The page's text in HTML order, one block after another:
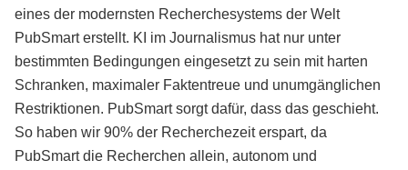
eines der modernsten Recherchesystems der Welt
PubSmart erstellt. KI im Journalismus hat nur unter
bestimmten Bedingungen eingesetzt zu sein mit harten
Schranken, maximaler Faktentreue und unumgänglichen
Restriktionen. PubSmart sorgt dafür, dass das geschieht.
So haben wir 90% der Recherchezeit erspart, da
PubSmart die Recherchen allein, autonom und